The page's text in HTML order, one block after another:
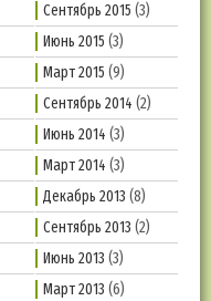
Сентябрь 2015 (3)
Июнь 2015 (3)
Март 2015 (9)
Сентябрь 2014 (2)
Июнь 2014 (3)
Март 2014 (3)
Декабрь 2013 (8)
Сентябрь 2013 (2)
Июнь 2013 (3)
Март 2013 (6)